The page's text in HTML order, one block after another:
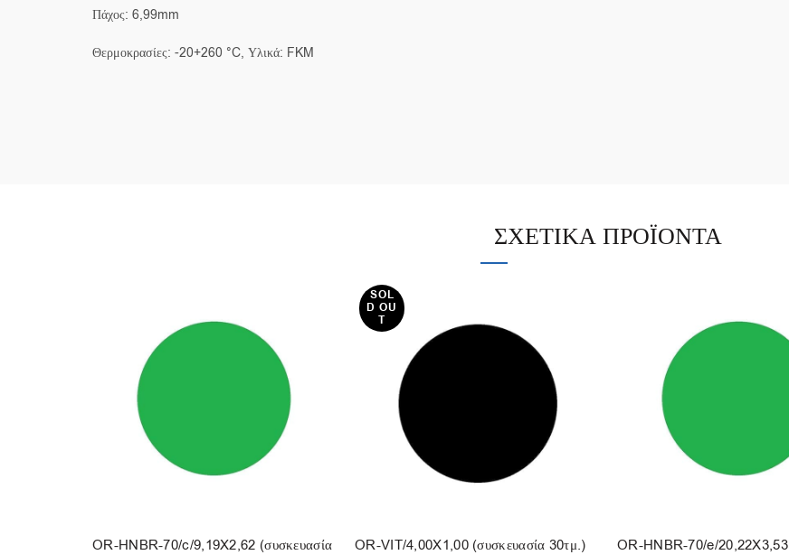
Πάχος: 6,99mm
Θερμοκρασίες: -20+260 °C, Υλικά: FKM
ΣΧΕΤΙΚΆ ΠΡΟΪΌΝΤΑ
OR-HNBR-70/c/9,19X2,62 (συσκευασία
SOL
D OU
T
OR-VIT/4,00X1,00 (συσκευασία 30τμ.)
OR-HNBR-70/e/20,22X3,53